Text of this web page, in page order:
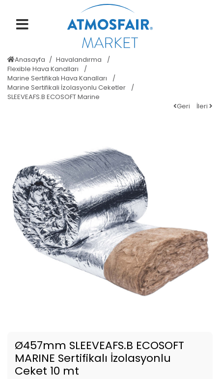
Anasayfa
Havalandırma
Flexible Hava Kanalları
Marine Sertifikalı Hava Kanalları
Marine Sertifikali İzolasyonlu Ceketler
SLEEVEAFS.B ECOSOFT Marine
Geri
İleri
Ø457mm SLEEVEAFS.B ECOSOFT
MARINE Sertifikalı İzolasyonlu
Ceket 10 mt